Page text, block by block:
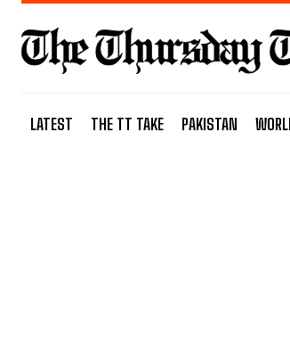
LATEST THE TT TAKE PAKISTAN